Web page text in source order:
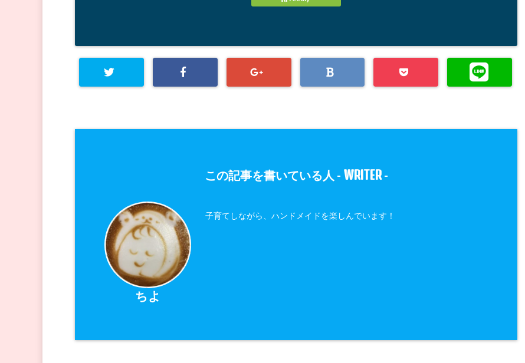
この記事を書いている人 - WRITER-
ちよ
子育てしながら、ハンドメイドを楽しんでいます！